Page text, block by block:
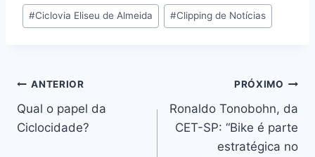
Tags
do
#Ciclovia Eliseu de Almeida #Clipping de Notícias
Navegação
de
ANTERIOR
Qual o papel da
Ciclocidade?
PRÓXIMO
Ronaldo Tonobohn, da
CET-SP: “Bike é parte
estratégica no